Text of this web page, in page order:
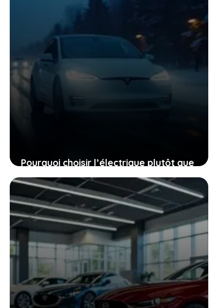
Pourquoi choisir l’électrique plutôt que
le diesel, même quand le mercure
chute à -40 °C
27 janvier 2026